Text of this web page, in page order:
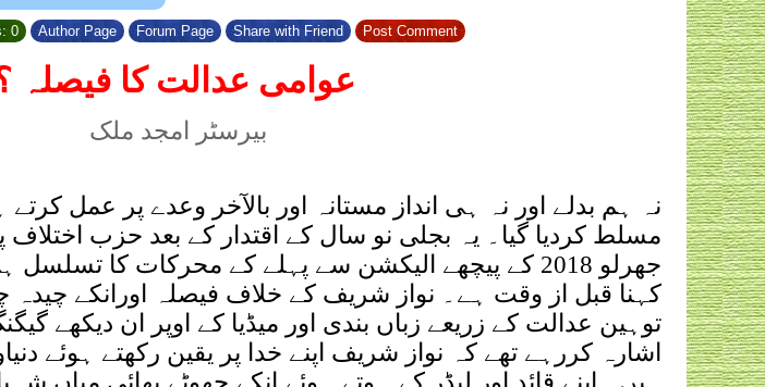
0 Author Page Forum Page Share with Friend Post Comment
عوامی عدالت کا فیصلہ
بیرسٹر امجد ملک
نہ ہم بدلے اور نہ ہی انداز مستانہ اور بالآخر وعدے پر عمل
مسلط کردیا گیا۔ یہ بجلی نو سال کے اقتدار کے بعد حزب
جھرلو 2018 کے پیچھے الیکشن سے پہلے کے محرکات کا
کہنا قبل از وقت ہے۔ نواز شریف کے خلاف فیصلہ اورانکے چیدہ
توہین عدالت کے زریعے زباں بندی اور میڈیا کے اوپر ان دیکھے
اشارہ کررہے تھے کہ نواز شریف اپنے خدا پر یقین رکھتے ہوئے